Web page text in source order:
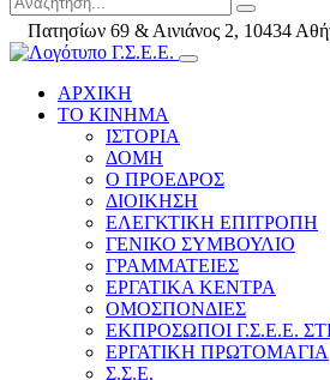
Πατησίων 69 & Αινιάνος 2, 10434
ΑΡΧΙΚΗ
ΤΟ ΚΙΝΗΜΑ
ΙΣΤΟΡΙΑ
ΔΟΜΗ
Ο ΠΡΟΕΔΡΟΣ
ΔΙΟΙΚΗΣΗ
ΕΛΕΓΚΤΙΚΗ ΕΠΙΤΡΟΠΗ
ΓΕΝΙΚΟ ΣΥΜΒΟΥΛΙΟ
ΓΡΑΜΜΑΤΕΙΕΣ
ΕΡΓΑΤΙΚΑ ΚΕΝΤΡΑ
ΟΜΟΣΠΟΝΔΙΕΣ
ΕΚΠΡΟΣΩΠΟΙ Γ.Σ.Ε.Ε.
ΕΡΓΑΤΙΚΗ ΠΡΩΤΟΜΑΓΙΑ
Σ.Σ.Ε.